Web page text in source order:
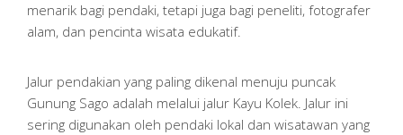
menarik bagi pendaki, tetapi juga bagi peneliti, fotografer
alam, dan pencinta wisata edukatif.
Jalur pendakian yang paling dikenal menuju puncak
Gunung Sago adalah melalui jalur Kayu Kolek. Jalur ini
sering digunakan oleh pendaki lokal dan wisatawan yang